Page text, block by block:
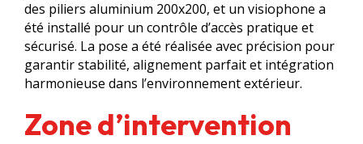
des piliers aluminium 200x200, et un visiophone a
été installé pour un contrôle d’accès pratique et
sécurisé. La pose a été réalisée avec précision pour
garantir stabilité, alignement parfait et intégration
harmonieuse dans l’environnement extérieur.
Zone d’intervention